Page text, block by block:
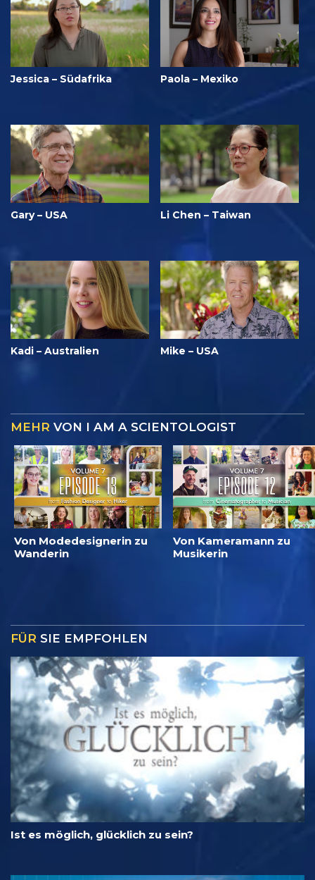
Jessica – Südafrika Paola – Mexiko
Gary – USA Li Chen – Taiwan
Kadi – Australien Mike – USA
MEHR VON I AM A SCIENTOLOGIST
Von Modedesignerin zu
Wanderin
Von Kameramann zu
Musikerin
FÜR SIE EMPFOHLEN
Ist es möglich, glücklich zu sein?